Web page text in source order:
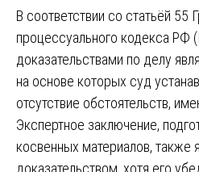
В соответствии со статьёй 55
процессуального кодекса РФ
доказательствами по делу
на основе которых суд
отсутствие обстоятельств,
Экспертное заключение,
косвенных материалов, также
доказательством, хотя его